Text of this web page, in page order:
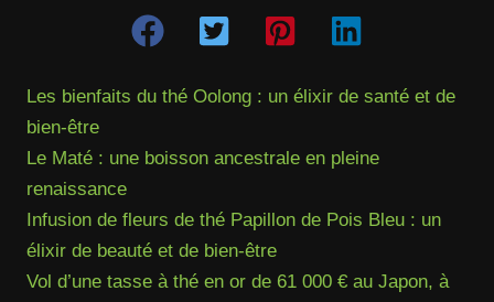
Les bienfaits du thé Oolong : un élixir de santé et de
bien-être
Le Maté : une boisson ancestrale en pleine
renaissance
Infusion de fleurs de thé Papillon de Pois Bleu : un
élixir de beauté et de bien-être
Vol d’une tasse à thé en or de 61 000 € au Japon, à